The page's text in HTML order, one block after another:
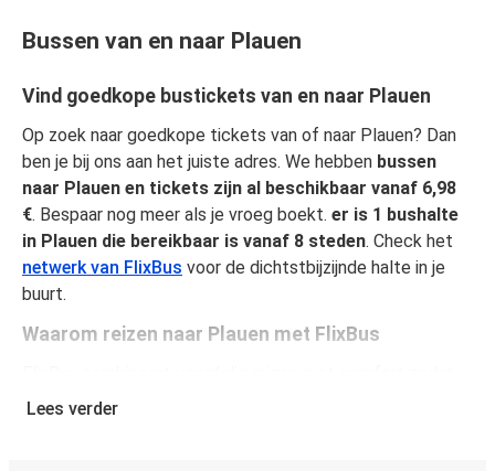
Bussen van en naar Plauen
Vind goedkope bustickets van en naar Plauen
Op zoek naar goedkope tickets van of naar Plauen? Dan
ben je bij ons aan het juiste adres. We hebben bussen
naar Plauen en tickets zijn al beschikbaar vanaf 6,98
€. Bespaar nog meer als je vroeg boekt. er is 1 bushalte
in Plauen die bereikbaar is vanaf 8 steden. Check het
netwerk van FlixBus voor de dichtstbijzijnde halte in je
buurt.
Waarom reizen naar Plauen met FlixBus
passagiers van een unieke reiservaring kunnen genieten.
Lees verder